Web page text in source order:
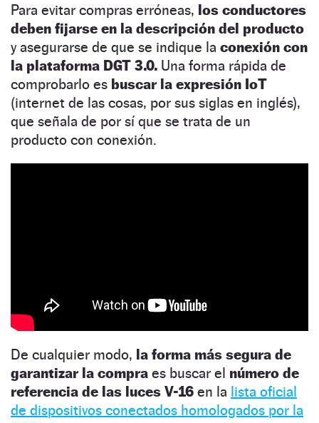
Para evitar compras erróneas, los conductores
deben fijarse en la descripción del producto
y asegurarse de que se indique la conexión con
la plataforma DGT 3.0. Una forma rápida de
comprobarlo es buscar la expresión IoT
(internet de las cosas, por sus siglas en inglés),
que señala de por sí que se trata de un
producto con conexión.
De cualquier modo, la forma más segura de
garantizar la compra es buscar el número de
referencia de las luces V-16 en la lista oficial
de dispositivos conectados homologados por la